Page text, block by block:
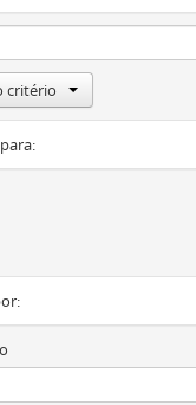
critério